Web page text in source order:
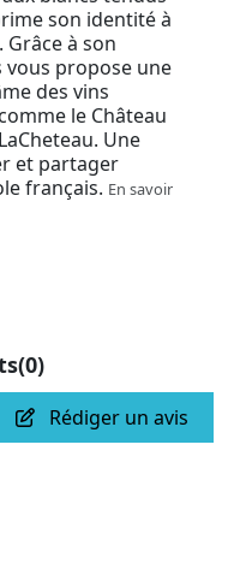
son identité à
à son
vous propose une
des vins
le Château
Une
et partager
français. En savoir
(0)
Rédiger un avis